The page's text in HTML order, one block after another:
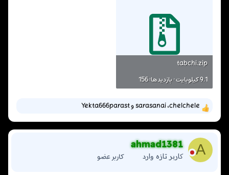
tabchi.zip
9.1 کیلوبایت · بازدیدها: 156
و
ک
ش‌
ه
chelchele،sarasanaiوYekta666parast
A
ahmad1381
کاربر تازه وارد کاربر عضو